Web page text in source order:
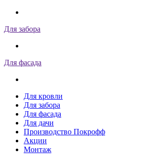
Для забора
Для фасада
Для кровли
Для забора
Для фасада
Для дачи
Производство Покрофф
Акции
Монтаж